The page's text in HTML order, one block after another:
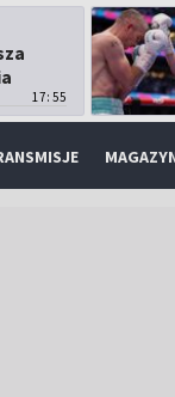
17:55